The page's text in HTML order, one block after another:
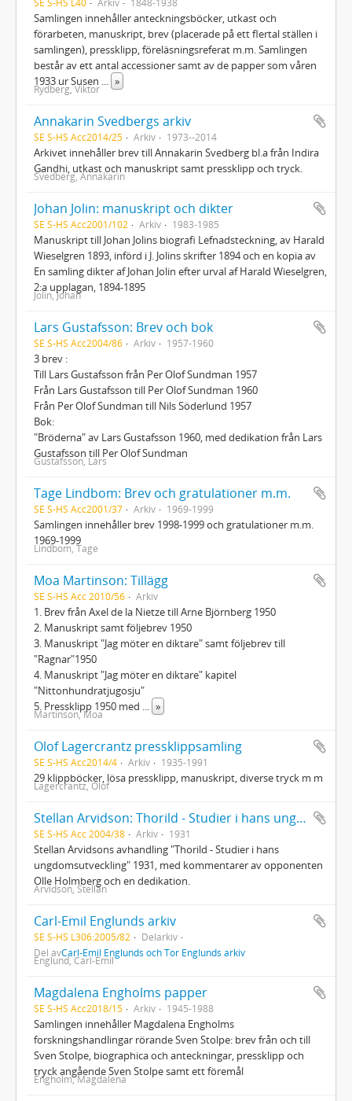
Samlingen innehåller anteckningsböcker, utkast och
förarbeten, manuskript, brev (placerade på ett flertal ställen i
samlingen), pressklipp, föreläsningsreferat m.m. Samlingen
består av ett antal accessioner samt av de papper som våren
1933 ur Susen
»
Rydberg, Viktor
Annakarin Svedbergs arkiv
SE S-HS Acc2014/25 Arkiv 1973--2014
Arkivet innehåller brev till Annakarin Svedberg bl.a från Indira
Gandhi, utkast och manuskript samt pressklipp och tryck.
Svedberg, Annakarin
Johan Jolin: manuskript och dikter
SE S-HS Acc2001/102 Arkiv 1983-1985
Manuskript till Johan Jolins biografi Lefnadsteckning, av Harald
Wieselgren 1893, införd i J. Jolins skrifter 1894 och en kopia av
En samling dikter af Johan Jolin efter urval af Harald Wieselgren,
2:a upplagan, 1894-1895
Jolin, Johan
Lars Gustafsson: Brev och bok
SE S-HS Acc2004/86 Arkiv 1957-1960
3 brev :
Till Lars Gustafsson från Per Olof Sundman 1957
Från Lars Gustafsson till Per Olof Sundman 1960
Från Per Olof Sundman till Nils Söderlund 1957
Bok:
"Bröderna" av Lars Gustafsson 1960, med dedikation från Lars
Gustafsson till Per Olof Sundman
Gustafsson, Lars
Tage Lindbom: Brev och gratulationer m.m.
SE S-HS Acc2001/37 Arkiv 1969-1999
Samlingen innehåller brev 1998-1999 och gratulationer m.m.
1969-1999
Lindbom, Tage
Moa Martinson: Tillägg
SE S-HS Acc 2010/56 Arkiv
1. Brev från Axel de la Nietze till Arne Björnberg 1950
2. Manuskript samt följebrev 1950
3. Manuskript "Jag möter en diktare" samt följebrev till
"Ragnar"1950
4. Manuskript "Jag möter en diktare" kapitel
"Nittonhundratjugosju"
5. Pressklipp 1950 med
»
Martinson, Moa
Olof Lagercrantz pressklippsamling
SE S-HS Acc2014/4 Arkiv 1935-1991
29 klippböcker, lösa pressklipp, manuskript, diverse tryck m m
Lagercrantz, Olof
Stellan Arvidson: Thorild - Studier i hans ungdomsutveckling
SE S-HS Acc 2004/38 Arkiv 1931
Stellan Arvidsons avhandling "Thorild - Studier i hans
ungdomsutveckling" 1931, med kommentarer av opponenten
Olle Holmberg och en dedikation.
Arvidson, Stellan
Carl-Emil Englunds arkiv
SE S-HS L306:2005/82
Delarkiv
Del avCarl-Emil Englunds och Tor Englunds arkiv
Englund, Carl-Emil
Magdalena Engholms papper
SE S-HS Acc2018/15 Arkiv 1945-1988
Samlingen innehåller Magdalena Engholms
forskningshandlingar rörande Sven Stolpe: brev från och till
Sven Stolpe, biographica och anteckningar, pressklipp och
tryck angående Sven Stolpe samt ett föremål
Engholm, Magdalena